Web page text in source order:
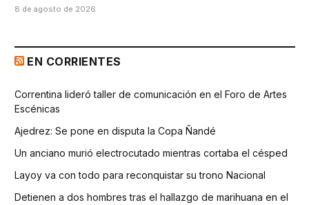
8 de agosto de 2026
EN CORRIENTES
Correntina lideró taller de comunicación en el Foro de Artes
Escénicas
Ajedrez: Se pone en disputa la Copa Ñandé
Un anciano murió electrocutado mientras cortaba el césped
Layoy va con todo para reconquistar su trono Nacional
Detienen a dos hombres tras el hallazgo de marihuana en el